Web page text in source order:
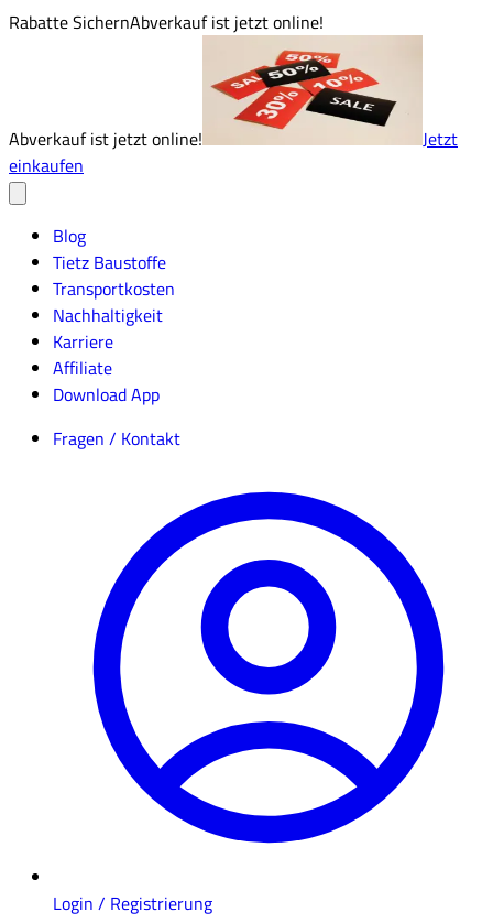
Rabatte SichernAbverkauf ist jetzt online!
Abverkauf ist jetzt online!
Jetzt
einkaufen
Blog
Tietz Baustoffe
Transportkosten
Nachhaltigkeit
Karriere
Affiliate
Download App
Fragen / Kontakt
Login / Registrierung